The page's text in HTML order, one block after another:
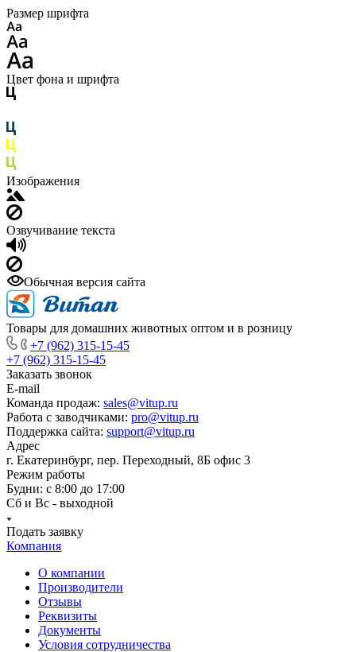
Размер шрифта
Цвет фона и шрифта
Изображения
Озвучивание текста
Обычная версия сайта
Товары для домашних животных оптом и в розницу
+7 (962) 315-15-45
+7 (962) 315-15-45
Заказать звонок
E-mail
Команда продаж: sales@vitup.ru
Работа с заводчиками: pro@vitup.ru
Поддержка сайта: support@vitup.ru
Адрес
г. Екатеринбург, пер. Переходный, 8Б офис 3
Режим работы
Будни: с 8:00 до 17:00
Сб и Вс - выходной
Подать заявку
Компания
О компании
Производители
Отзывы
Реквизиты
Документы
Условия сотрудничества